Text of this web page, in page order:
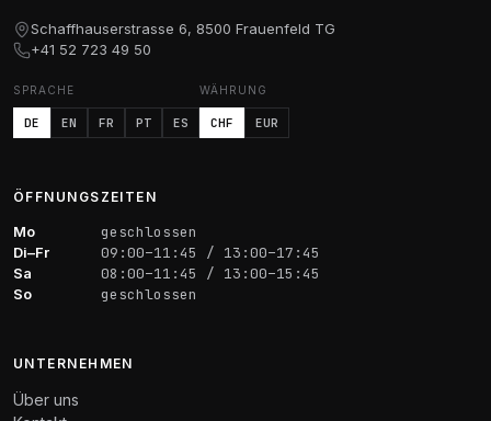
Schaffhauserstrasse 6, 8500 Frauenfeld TG
+41 52 723 49 50
SPRACHE
DE EN FR PT ES
WÄHRUNG
CHF EUR
ÖFFNUNGSZEITEN
Mo geschlossen
Di–Fr 09:00–11:45 / 13:00–17:45
Sa 08:00–11:45 / 13:00–15:45
So geschlossen
UNTERNEHMEN
Über uns